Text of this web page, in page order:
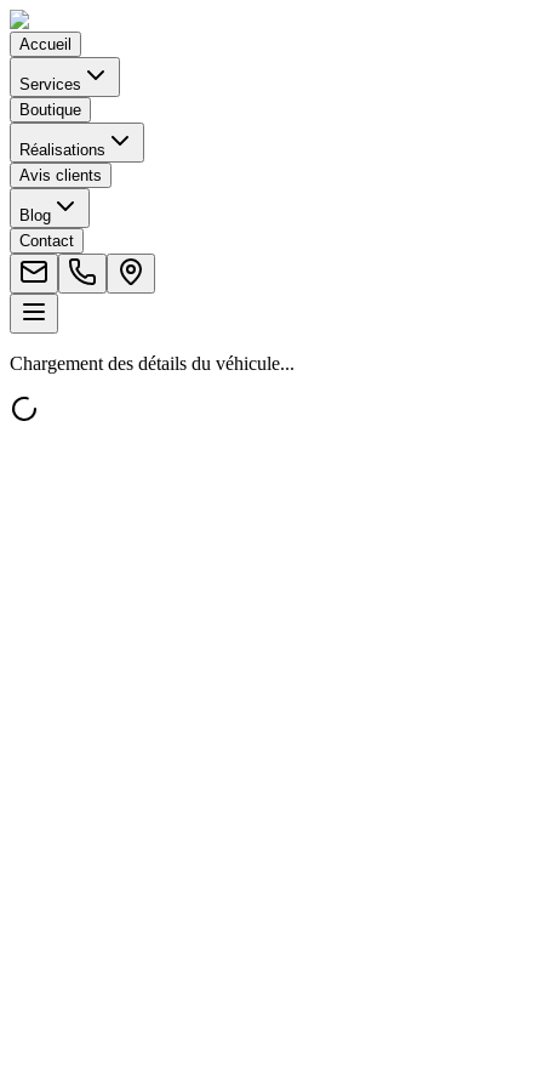
Accueil
Services
Boutique
Réalisations
Avis clients
Blog
Contact
Chargement des détails du véhicule...